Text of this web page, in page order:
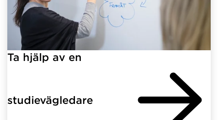
Ta hjälp av en
studievägledare